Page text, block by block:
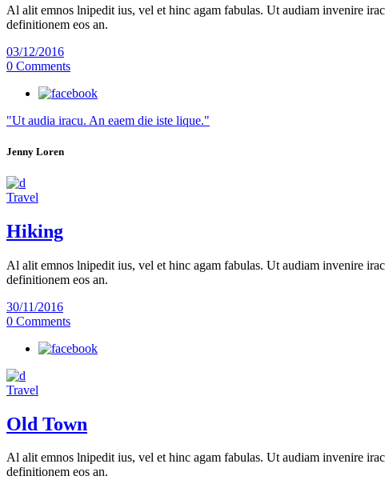
Al alit emnos lnipedit ius, vel et hinc agam fabulas. Ut audiam invenire
definitionem eos an.
03/12/2016
0 Comments
"Ut audia iracu. An eaem die iste lique."
Jenny Loren
Travel
Hiking
Al alit emnos lnipedit ius, vel et hinc agam fabulas. Ut audiam invenire
definitionem eos an.
30/11/2016
0 Comments
Travel
Old Town
Al alit emnos lnipedit ius, vel et hinc agam fabulas. Ut audiam invenire
definitionem eos an.